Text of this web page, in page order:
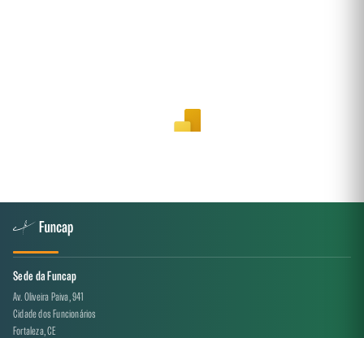
Sede da Funcap
Av. Oliveira Paiva, 941
Cidade dos Funcionários
Fortaleza, CE